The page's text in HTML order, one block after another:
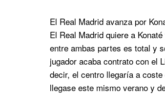
El Real Madrid avanza por
El Real Madrid quiere a
entre ambas partes es total y
jugador acaba contrato con el
decir, el centro llegaría a
llegase este mismo verano y